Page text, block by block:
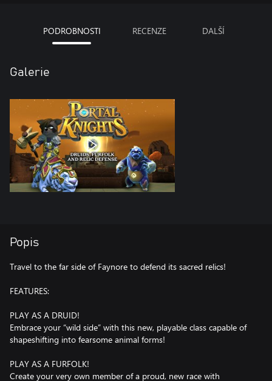
PODROBNOSTI RECENZE DALŠÍ
Galerie
Popis
Travel to the far side of Faynore to defend its sacred relics!
FEATURES:
PLAY AS A DRUID!
Embrace your “wild side” with this new, playable class capable of
shapeshifting into fearsome animal forms!
PLAY AS A FURFOLK!
Create your very own member of a proud, new race with